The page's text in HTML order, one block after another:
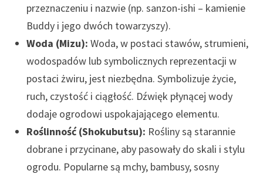
przeznaczeniu i nazwie (np. sanzon-ishi – kamienie
Buddy i jego dwóch towarzyszy).
Woda (Mizu): Woda, w postaci stawów, strumieni,
wodospadów lub symbolicznych reprezentacji w
postaci żwiru, jest niezbędna. Symbolizuje życie,
ruch, czystość i ciągłość. Dźwięk płynącej wody
dodaje ogrodowi uspokajającego elementu.
Roślinność (Shokubutsu): Rośliny są starannie
dobrane i przycinane, aby pasowały do skali i stylu
ogrodu. Popularne są mchy, bambusy, sosny